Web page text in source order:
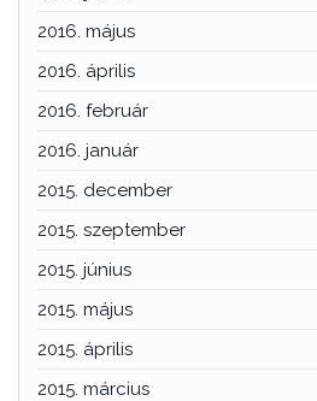
2016. május
2016. április
2016. február
2016. január
2015. december
2015. szeptember
2015. június
2015. május
2015. április
2015. március